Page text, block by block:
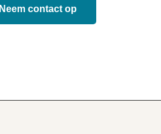
Neem contact op